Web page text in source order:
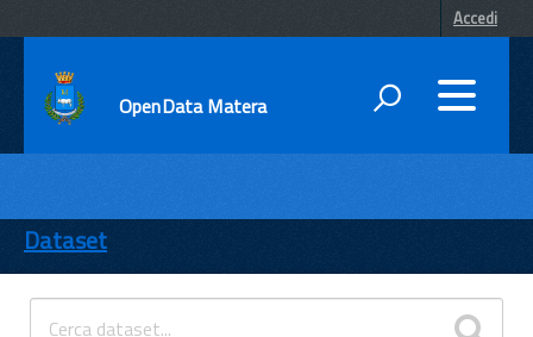
Accedi
OpenData Matera
ENTI
TEMI
INFORMAZIONI
Dataset